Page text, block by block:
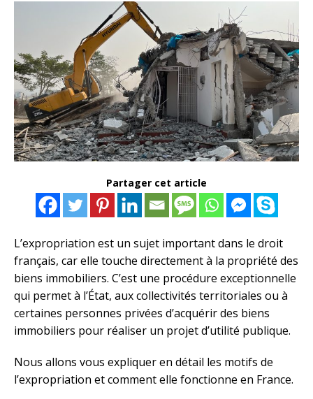
Partager cet article
L’expropriation est un sujet important dans le droit
français, car elle touche directement à la propriété des
biens immobiliers. C’est une procédure exceptionnelle
qui permet à l’État, aux collectivités territoriales ou à
certaines personnes privées d’acquérir des biens
immobiliers pour réaliser un projet d’utilité publique.
Nous allons vous expliquer en détail les motifs de
l’expropriation et comment elle fonctionne en France.